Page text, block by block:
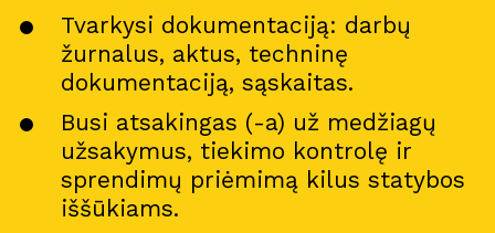
Tvarkysi dokumentaciją: darbų
žurnalus, aktus, techninę
dokumentaciją, sąskaitas.
Busi atsakingas (-a) už medžiagų
užsakymus, tiekimo kontrolę ir
sprendimų priėmimą kilus statybos
iššūkiams.